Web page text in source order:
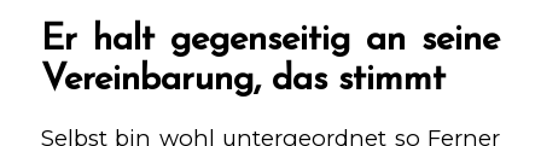
Er halt gegenseitig an seine
Vereinbarung, das stimmt
Selbst bin wohl untergeordnet so Ferner